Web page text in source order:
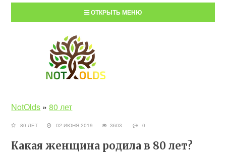
ОТКРЫТЬ МЕНЮ
NotOlds »80 лет
80 ЛЕТ 02 ИЮНЯ 2019 3603 0
Какая женщина родила в 80 лет?